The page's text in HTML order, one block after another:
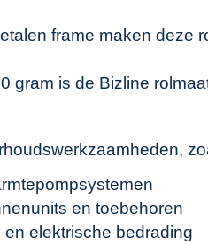
frame maken deze
gram is de Bizline
en toebehoren
elektrische bedrading